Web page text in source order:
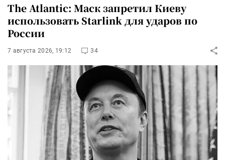
The Atlantic: Маск запретил Киеву
использовать Starlink для ударов по
России
7 августа 2026, 19:12 34